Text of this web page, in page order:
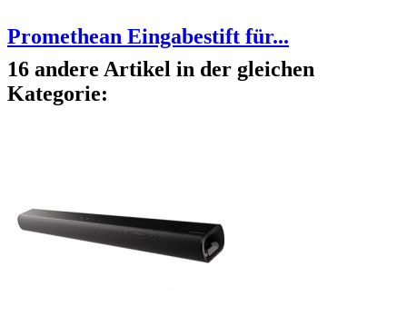
Promethean Eingabestift für...
16 andere Artikel in der gleichen
Kategorie: